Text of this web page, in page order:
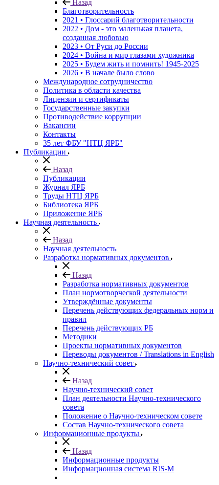
Назад
Благотворительность
2021 • Глоссарий благотворительности
2022 • Дом - это маленькая планета,
созданная любовью
2023 • От Руси до России
2024 • Война и мир глазами художника
2025 • Будем жить и помнить! 1945-2025
2026 • В начале было слово
Международное сотрудничество
Политика в области качества
Лицензии и сертификаты
Государственные закупки
Противодействие коррупции
Вакансии
Контакты
35 лет ФБУ "НТЦ ЯРБ"
Публикации
Назад
Публикации
Журнал ЯРБ
Труды НТЦ ЯРБ
Библиотека ЯРБ
Приложение ЯРБ
Научная деятельность
Назад
Научная деятельность
Разработка нормативных документов
Назад
Разработка нормативных документов
План нормотворческой деятельности
Утверждённые документы
Перечень действующих федеральных норм и
правил
Перечень действующих РБ
Методики
Проекты нормативных документов
Переводы документов / Translations in English
Научно-технический совет
Назад
Научно-технический совет
План деятельности Научно-технического
совета
Положение о Научно-техническом совете
Состав Научно-технического совета
Информационные продукты
Назад
Информационные продукты
Информационная система RIS-M